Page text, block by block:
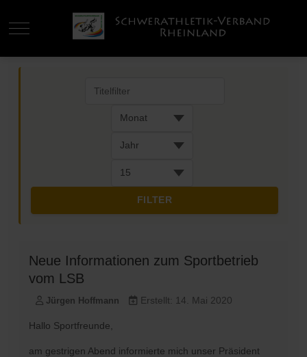
Mobile Menu Toggle
Filter
FILTER
Neue Informationen zum Sportbetrieb
vom LSB
Jürgen Hoffmann Erstellt: 14. Mai 2020
Hallo Sportfreunde,
am gestrigen Abend informierte mich unser Präsident